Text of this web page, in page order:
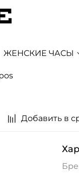
ЖЕНСКИЕ ЧАСЫ
Добавить в